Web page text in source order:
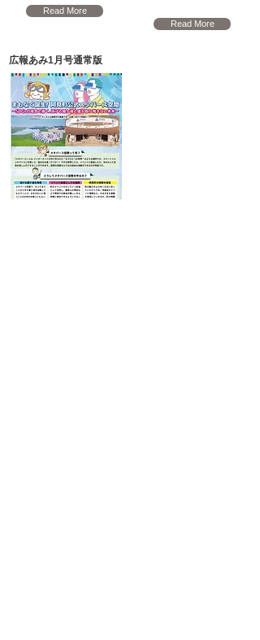
Read More
広報あみ1月号通常版
Read More